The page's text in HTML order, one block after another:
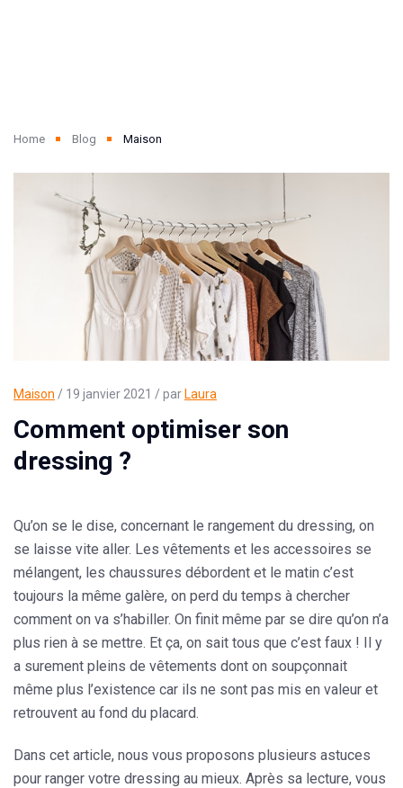
Home Blog Maison
Maison / 19 janvier 2021 / par Laura
Comment optimiser son
dressing ?
Qu’on se le dise, concernant le rangement du dressing, on
se laisse vite aller. Les vêtements et les accessoires se
mélangent, les chaussures débordent et le matin c’est
toujours la même galère, on perd du temps à chercher
comment on va s’habiller. On finit même par se dire qu’on n’a
plus rien à se mettre. Et ça, on sait tous que c’est faux ! Il y
a surement pleins de vêtements dont on soupçonnait
même plus l’existence car ils ne sont pas mis en valeur et
retrouvent au fond du placard.
Dans cet article, nous vous proposons plusieurs astuces
pour ranger votre dressing au mieux. Après sa lecture, vous